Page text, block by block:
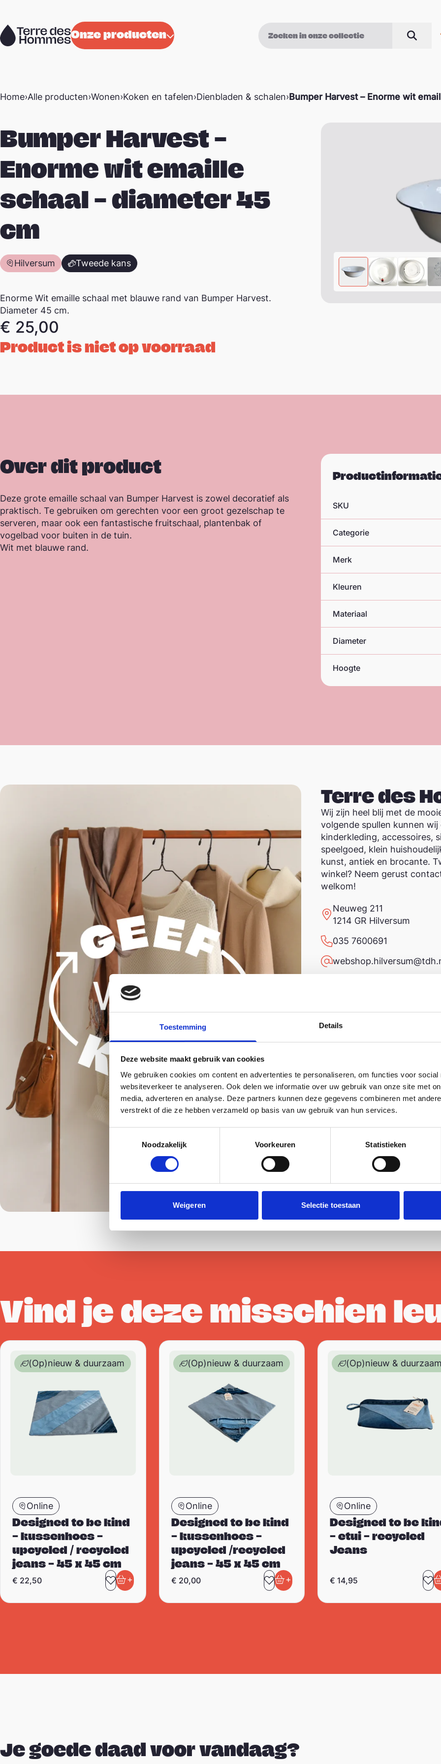
Toestemming Details
Deze website maakt gebruik van cookies
We gebruiken cookies om content en advertenties te personaliseren, om functies voor social
websiteverkeer te analyseren. Ook delen we informatie over uw gebruik van onze site met
media, adverteren en analyse. Deze partners kunnen deze gegevens combineren met
verstrekt of die ze hebben verzameld op basis van uw gebruik van hun services.
Noodzakelijk
Voorkeuren Statistieken
Weigeren Selectie toestaan
Onze producten
Zoeken
Home›Alle producten›Wonen›Koken en tafelen›Dienbladen & schalen›Bumper Harvest – Enorme wit
Bumper Harvest –
Enorme wit emaille
schaal – diameter 45
cm
Hilversum Tweede kans
Enorme Wit emaille schaal met blauwe rand van Bumper Harvest.
Diameter 45 cm.
€ 25,00
Product is niet op voorraad
Over dit product
Deze grote emaille schaal van Bumper Harvest is zowel decoratief als
praktisch. Te gebruiken om gerechten voor een groot gezelschap te
serveren, maar ook een fantastische fruitschaal, plantenbak of
vogelbad voor buiten in de tuin.
Wit met blauwe rand.
SKU
Categorie
Merk
Kleuren
Materiaal
Diameter
Hoogte
Terre des
Wij zijn heel blij met de
volgende spullen kunnen
kinderkleding, accessoires,
speelgoed, klein
kunst, antiek en brocante.
winkel? Neem gerust
welkom!
Neuweg 211
1214 GR Hilversum
035 7600691
Vind je deze misschien
Designed to be kind – kussenhoes – upcycled / recycled jeans – 45 x 45 cm
Online
Designed to be kind
– kussenhoes –
upcycled / recycled
jeans – 45 x 45 cm
€ 22,50
Toevoegen aan favorieten
+
In winkelwagen
(Op)nieuw & duurzaam
Designed to be kind – kussenhoes – upcycled /recycled jeans – 45 x
Online
Designed to be kind
– kussenhoes –
upcycled /recycled
jeans – 45 x 45 cm
€ 20,00
Toevoegen aan favorieten
+
In winkelwagen
(Op)nieuw & duurzaam
Designed to be kind – etui –
Online
Designed to be
– etui – recycled
Jeans
€ 14,95
(Op)nieuw & duurzaam
Je goede daad voor vandaag?